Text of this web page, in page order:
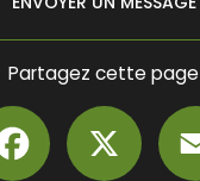
Partagez cette page
Facebook